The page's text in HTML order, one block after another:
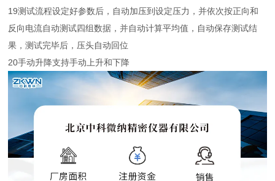
19测试流程设定好参数后，自动加压到设定压力，并依次按正向和
反向电流自动测试四组数据，并自动计算平均值，自动保存测试结
果，测试完毕后，压头自动回位
20手动升降支持手动上升和下降